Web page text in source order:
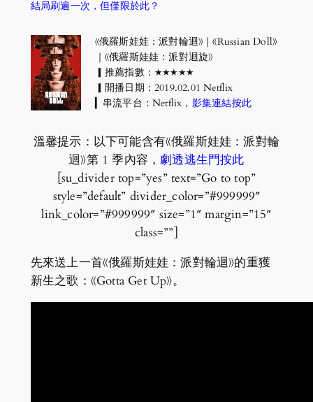
結局刷遍一次，但僅限於此？
《俄羅斯娃娃：派對輪迴》｜《Russian Doll》
｜《俄羅斯娃娃：派對迴旋》
▎推薦指數：★★★★★
▎開播日期：2019.02.01 Netflix
▎串流平台：Netflix， 影集連結按此
溫馨提示：以下可能含有《俄羅斯娃娃：派對輪
迴》第 1 季內容，劇透逃生門按此
[su_divider top=”yes” text=”Go to top”
style=”default” divider_color=”#999999″
link_color=”#999999″ size=”1″ margin=”15″
class=””]
先來送上一首《俄羅斯娃娃：派對輪迴》的重獲
新生之歌：《Gotta Get Up》。